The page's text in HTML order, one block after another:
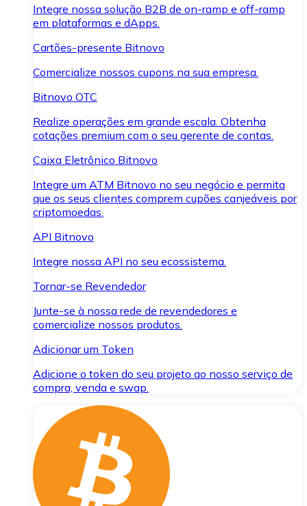
Integre nossa solução B2B de on-ramp e off-ramp
em plataformas e dApps.
Cartões-presente Bitnovo
Comercialize nossos cupons na sua empresa.
Bitnovo OTC
Realize operações em grande escala. Obtenha
cotações premium com o seu gerente de contas.
Caixa Eletrônico Bitnovo
Integre um ATM Bitnovo no seu negócio e permita
que os seus clientes comprem cupões canjeáveis por
criptomoedas.
API Bitnovo
Integre nossa API no seu ecossistema.
Tornar-se Revendedor
Junte-se à nossa rede de revendedores e
comercialize nossos produtos.
Adicionar um Token
Adicione o token do seu projeto ao nosso serviço de
compra, venda e swap.